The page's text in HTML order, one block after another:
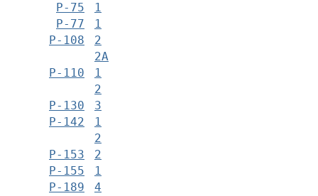
Р-75
1
Р-77
1
Р-108
2
2А
Р-110
1
2
Р-130
3
Р-142
1
2
Р-153
2
Р-155
1
Р-189
4